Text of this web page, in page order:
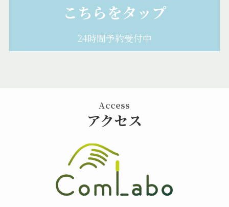
こちらをタップ
24時間予約受付中
Access
アクセス